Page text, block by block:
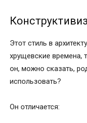
Этот стиль в
хрущевские времена,
он, можно сказать,
использовать?
Он отличается: